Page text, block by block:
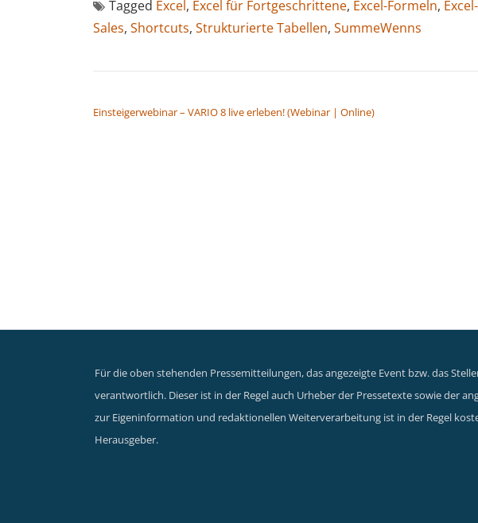
Tagged Excel, Excel für Fortgeschrittene, Excel-Formeln,
Sales, Shortcuts, Strukturierte Tabellen, SummeWenns
Einsteigerwebinar – VARIO 8 live erleben! (Webinar | Online)
Für die oben stehenden Pressemitteilungen, das angezeigte Event bzw. das
verantwortlich. Dieser ist in der Regel auch Urheber der Pressetexte sowie der
zur Eigeninformation und redaktionellen Weiterverarbeitung ist in der Regel
Herausgeber.